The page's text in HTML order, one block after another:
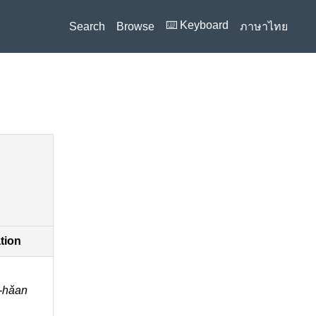
Search Browse ⌨️ Keyboard ภาษาไทย